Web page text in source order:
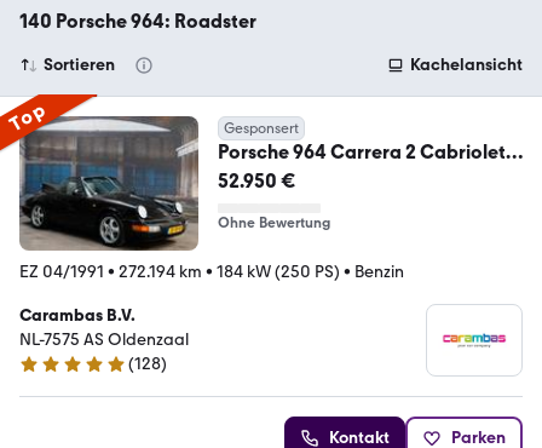
140 Porsche 964: Roadster
Sortieren Kachelansicht
Top Gesponsert
Porsche 964 Carrera 2 Cabriolet
*Schalter/Manual*
52.950 €
Ohne Bewertung
EZ 04/1991 • 272.194 km • 184 kW (250 PS) • Benzin
Carambas B.V.
NL-7575 AS Oldenzaal
4.8 Sterne
(128)
Kontakt Parken